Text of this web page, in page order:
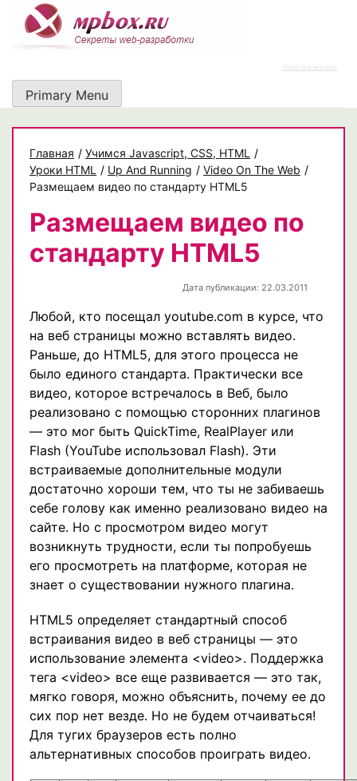
content
https://rz-work.ru
Primary Menu
Главная / Учимся Javascript, CSS, HTML
/
Уроки HTML
/ Up And Running / Video On The Web /
Размещаем видео по стандарту HTML5
Размещаем видео по
стандарту HTML5
Дата публикации: 22.03.2011
Любой, кто посещал youtube.com в курсе, что
на веб страницы можно вставлять видео.
Раньше, до HTML5, для этого процесса не
было единого стандарта. Практически все
видео, которое встречалось в Веб, было
реализовано с помощью сторонних плагинов
— это мог быть QuickTime, RealPlayer или
Flash (YouTube использовал Flash). Эти
встраиваемые дополнительные модули
достаточно хороши тем, что ты не забиваешь
себе голову как именно реализовано видео на
сайте. Но с просмотром видео могут
возникнуть трудности, если ты попробуешь
его просмотреть на платформе, которая не
знает о существовании нужного плагина.
HTML5 определяет стандартный способ
встраивания видео в веб страницы — это
использование элемента <video>. Поддержка
тега <video> все еще развивается — это так,
мягко говоря, можно объяснить, почему ее до
сих пор нет везде. Но не будем отчаиваться!
Для тугих браузеров есть полно
альтернативных способов проиграть видео.